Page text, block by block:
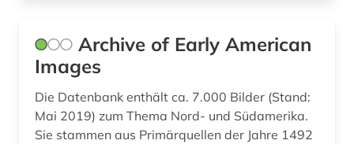
Archive of Early American
Images
Die Datenbank enthält ca. 7.000 Bilder (Stand:
Mai 2019) zum Thema Nord- und Südamerika.
Sie stammen aus Primärquellen der Jahre 1492